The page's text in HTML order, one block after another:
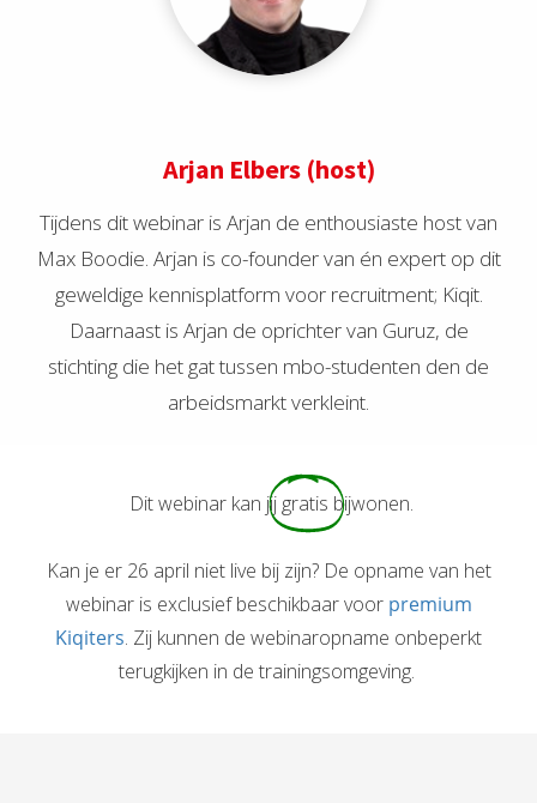
Arjan Elbers (host)
Tijdens dit webinar is Arjan de enthousiaste host van
Max Boodie. Arjan is co-founder van én expert op dit
geweldige kennisplatform voor recruitment; Kiqit.
Daarnaast is Arjan de oprichter van Guruz, de
stichting die het gat tussen mbo-studenten den de
arbeidsmarkt verkleint.
Dit webinar kan jij gratis bijwonen.
Kan je er 26 april niet live bij zijn? De opname van het
webinar is exclusief beschikbaar voor premium
Kiqiters. Zij kunnen de webinaropname onbeperkt
terugkijken in de trainingsomgeving.